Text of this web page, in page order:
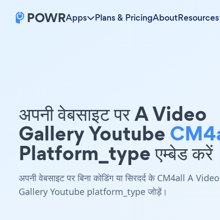
Apps Plans & PricingAboutResources
अपनी वेबसाइट पर A Video
Gallery Youtube
Platform_type एम्बेड करें
अपनी वेबसाइट पर बिना कोडिंग या सिरदर्द के CM4all A Video
Gallery Youtube platform_type जोड़ें।